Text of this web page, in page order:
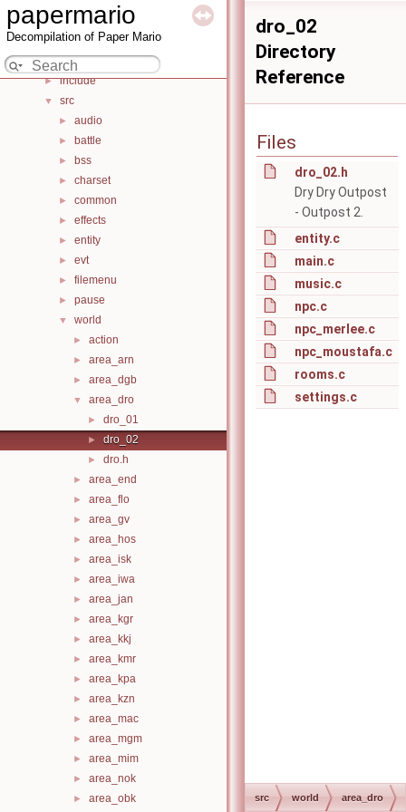
papermario
Decompilation of Paper Mario
► Data Structures
▼ Files
▼ File List
► include
▼ src
► audio
► battle
► bss
► charset
► common
► effects
► entity
► evt
► filemenu
► pause
▼ world
► action
► area_arn
► area_dgb
▼ area_dro
► dro_01
► dro_02
► dro.h
► area_end
► area_flo
► area_gv
► area_hos
► area_isk
► area_iwa
► area_jan
► area_kgr
► area_kkj
► area_kmr
► area_kpa
► area_kzn
► area_mac
► area_mgm
► area_mim
► area_nok
► area_obk
dro_02
Directory
Reference
Files
dro_02.h
Dry Dry Outpost
- Outpost 2.
entity.c
main.c
music.c
npc.c
npc_merlee.c
npc_moustafa.c
rooms.c
settings.c
src world area_dro